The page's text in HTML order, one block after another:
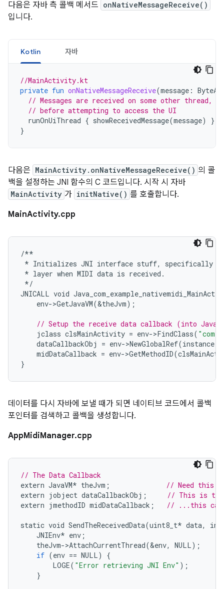
다음은 자바 측 콜백 메서드 onNativeMessageReceive()
입니다.
Kotlin 자바
//MainActivity.kt
private fun onNativeMessageReceive(message :
// Messages are received on some other thread,
// before attempting to access the UI
runOnUiThread { showReceivedMessage(message)
}
}
다음은 MainActivity.onNativeMessageReceive() 의 콜
백을 설정하는 JNI 함수의 C 코드입니다. 시작 시 자바
MainActivity 가 initNative() 를 호출합니다.
MainActivity.cpp
/**
* Initializes JNI interface stuff, specifically
* layer when MIDI data is received .
*/
JNICALL void
env->GetJavaVM(&theJvm);
// Setup the receive data callback (into Java)
jclass clsMainActivity = env->FindClass( "com/
dataCallbackObj
= env->NewGlobalRef(instance
midDataCallback = env->GetMethodID(
}
데이터를 다시 자바에 보낼 때가 되면 네이티브 코드에서 콜백
포인터를 검색하고 콜백을 생성합니다.
AppMidiManager.cpp
// The Data Callback
extern JavaVM* theJvm ;
// Need this
extern jobject dataCallbackObj ;
// This is the
extern jmethodID midDataCallback ; // ...this
static void SendTheReceivedData(uint8_t* data,
int
JNIEnv* env ;
theJvm->AttachCurrentThread(&env, NULL);
if (env == NULL)
{
LOGE( "Error retrieving JNI Env" );
}